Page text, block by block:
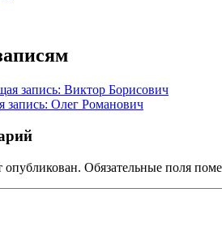
запись: Виктор Борисович
запись: Олег Романович
опубликован. Обязательные поля